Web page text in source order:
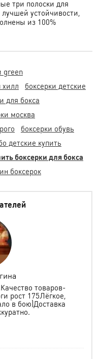
три полоски для
устойчивости,
из 100%
green
хилл
боксерки детские
для бокса
москва
боксерки обувь
детские купить
боксерки для бокса
боксерок
товаров-
рост 175Лёгкое,
в бою)Доставка